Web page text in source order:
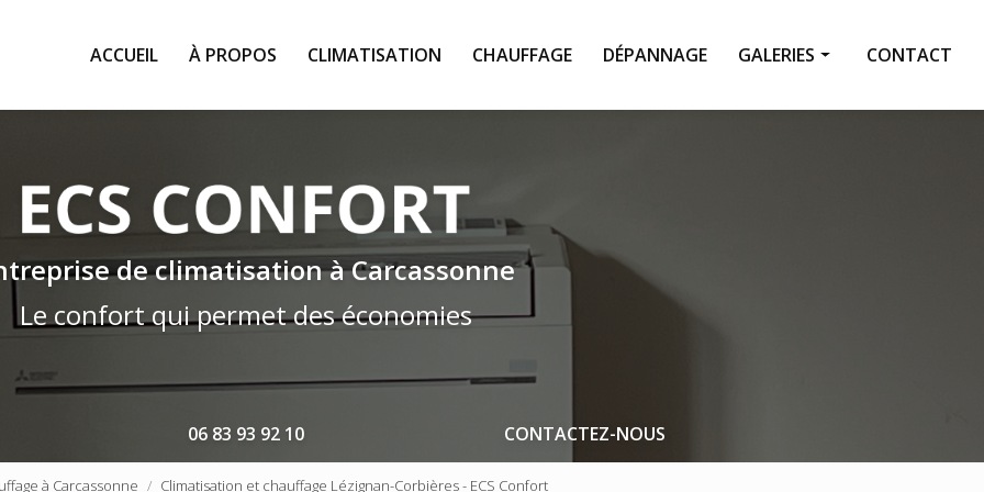
ACCUEIL
À PROPOS CLIMATISATION CHAUFFAGE DÉPANNAGE GALERIES CONTACT
de climatisation à Carcassonne
Le confort qui permet des économies
06 83 93 92 10 CONTACTEZ-NOUS
à Carcassonne
Climatisation et chauffage Lézignan-Corbières - ECS Confort